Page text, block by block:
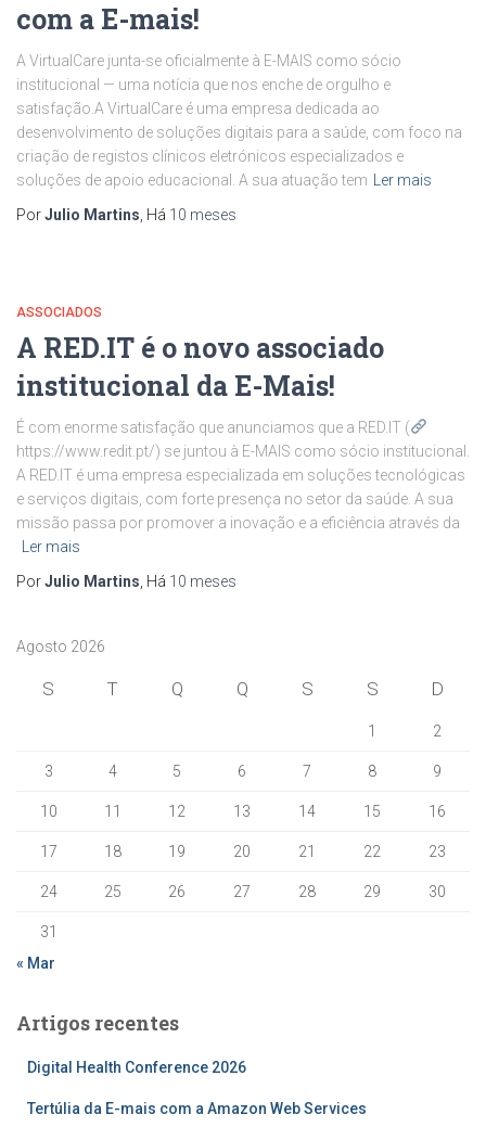
com a E-mais!
A VirtualCare junta-se oficialmente à E-MAIS como sócio
institucional — uma notícia que nos enche de orgulho e
satisfação.A VirtualCare é uma empresa dedicada ao
desenvolvimento de soluções digitais para a saúde, com foco na
criação de registos clínicos eletrónicos especializados e
soluções de apoio educacional. A sua atuação tem
Ler mais
PorJulio Martins , Há 10 meses
ASSOCIADOS
A RED.IT é o novo associado
institucional da E-Mais!
É com enorme satisfação que anunciamos que a RED.IT (
https://www.redit.pt/​) se juntou à E-MAIS como sócio institucional.
A RED.IT é uma empresa especializada em soluções tecnológicas
e serviços digitais, com forte presença no setor da saúde. A sua
missão passa por promover a inovação e a eficiência através da
Ler mais
PorJulio Martins , Há 10 meses
Agosto 2026
S T Q Q S S D
1 2
3 4 5 6 7 8 9
10 11 12 13 14 15 16
17 18 19 20 21 22 23
24 25 26 27 28 29 30
31
« Mar
Artigos recentes
Digital Health Conference 2026
Tertúlia da E-mais com a Amazon Web Services